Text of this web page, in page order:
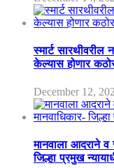
स्मार्ट सारथीवरील
केल्यास होणार
December 12,
मानवाला आदराने व
जिल्हा प्रमुख